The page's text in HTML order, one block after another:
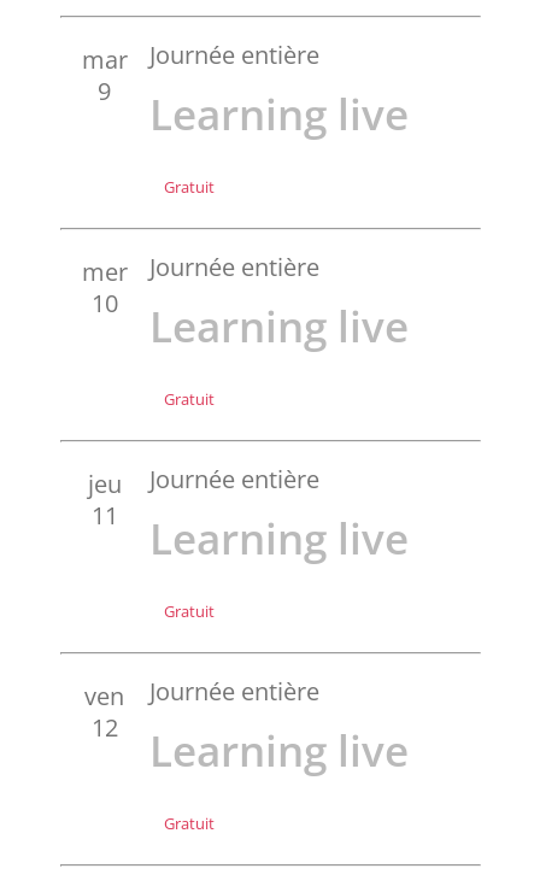
mar
9
Journée entière
Learning live
Gratuit
mer
10
Journée entière
Learning live
Gratuit
jeu
11
Journée entière
Learning live
Gratuit
ven
12
Journée entière
Learning live
Gratuit